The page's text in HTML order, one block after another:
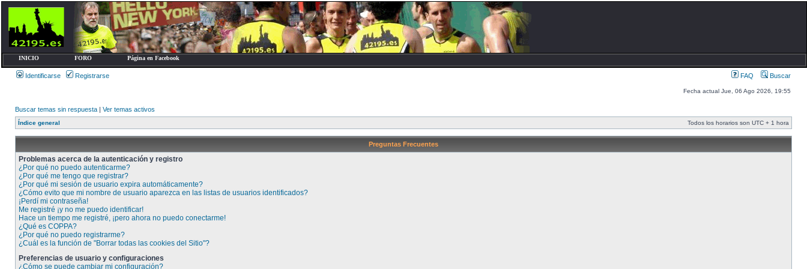
INICIO FORO Página en Facebook
Identificarse Registrarse FAQ Buscar
Fecha actual Jue, 06 Ago 2026, 19:55
Buscar temas sin respuesta | Ver temas activos
Índice general Todos los horarios son UTC + 1 hora
Preguntas Frecuentes
Problemas acerca de la autenticación y registro
¿Por qué no puedo autenticarme?
¿Por qué me tengo que registrar?
¿Por qué mi sesión de usuario expira automáticamente?
¿Cómo evito que mi nombre de usuario aparezca en las listas de usuarios identificados?
¡Perdí mi contraseña!
Me registré ¡y no me puedo identificar!
Hace un tiempo me registré, ¡pero ahora no puedo conectarme!
¿Qué es COPPA?
¿Por qué no puedo registrarme?
¿Cuál es la función de "Borrar todas las cookies del Sitio"?
Preferencias de usuario y configuraciones
¿Cómo se puede cambiar mi configuración?